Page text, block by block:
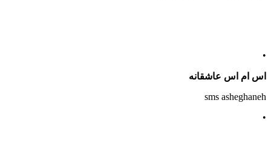
•
اس ام اس عاشقانه
sms asheghaneh
•